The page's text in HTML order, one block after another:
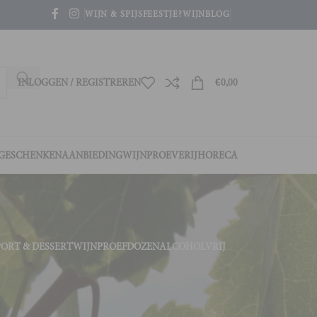
WIJN & SPIJS FEESTJE?WIJNBLOG
INLOGGEN / REGISTREREN €0,00
AANBIEDINGWIJNPROEVERIJHORECA
& DESSERTWIJNPROEFDOZENALCOHOLVRIJ